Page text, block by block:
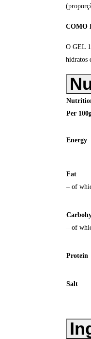
COMO
O GEL
hidratos
Per
Energy
Fat
– of
– of
Protein
Salt